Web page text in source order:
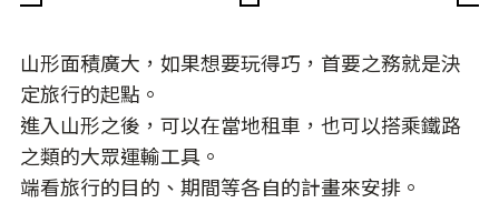
山形面積廣大，如果想要玩得巧，首要之務就是決
定旅行的起點。
進入山形之後，可以在當地租車，也可以搭乘鐵路
之類的大眾運輸工具。
端看旅行的目的、期間等各自的計畫來安排。